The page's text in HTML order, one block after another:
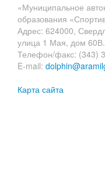
«Муниципальное
образования
Адрес: 624000,
улица 1 Мая, дом 60В.
Телефон/факс: (343)
E-mail:
Карта сайта